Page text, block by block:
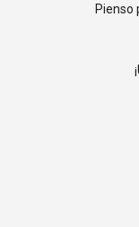
Pienso